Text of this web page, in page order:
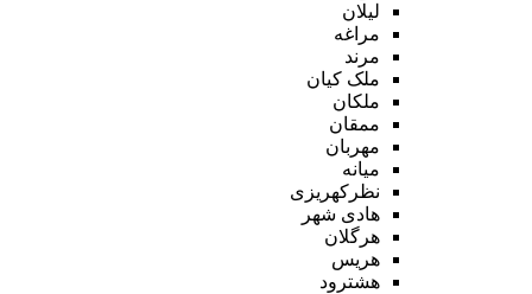
لیلان
مراغه
مرند
ملک کیان
ملکان
ممقان
مهربان
میانه
نظرکهریزی
هادی شهر
هرگلان
هریس
هشترود